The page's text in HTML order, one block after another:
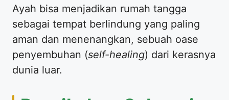
Ayah bisa menjadikan rumah tangga
sebagai tempat berlindung yang paling
aman dan menenangkan, sebuah oase
penyembuhan (self-healing) dari kerasnya
dunia luar.